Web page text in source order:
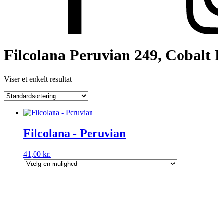
Filcolana Peruvian 249, Cobalt
Viser et enkelt resultat
Filcolana - Peruvian
41,00 kr.